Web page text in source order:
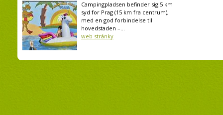
Campingpladsen befinder sig 5 km
syd for Prag (15 km fra centrum),
med en god forbindelse til
hovedstaden –...
web stránky